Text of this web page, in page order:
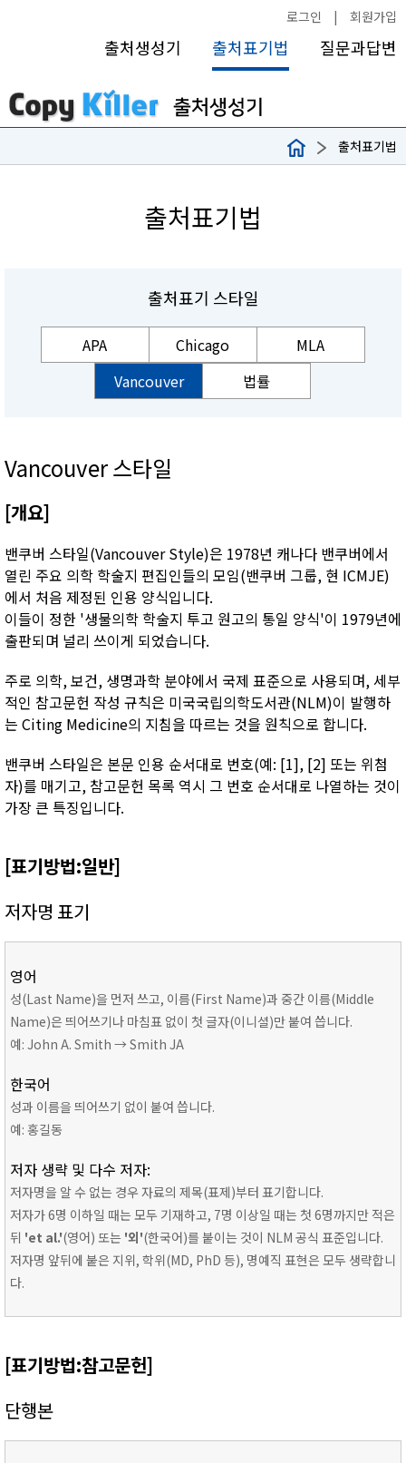
로그인 | 회원가입
출처생성기 출처표기법 질문과답변
출처표기법
출처표기법
출처표기 스타일
APA Chicago
MLA
Vancouver
법률
Vancouver 스타일
[개요]
밴쿠버 스타일(Vancouver Style)은 1978년 캐나다 밴쿠버에서
열린 주요 의학 학술지 편집인들의 모임(밴쿠버 그룹, 현 ICMJE)
에서 처음 제정된 인용 양식입니다.
이들이 정한 '생물의학 학술지 투고 원고의 통일 양식'이 1979년에
출판되며 널리 쓰이게 되었습니다.
주로 의학, 보건, 생명과학 분야에서 국제 표준으로 사용되며, 세부
적인 참고문헌 작성 규칙은 미국국립의학도서관(NLM)이 발행하
는 Citing Medicine의 지침을 따르는 것을 원칙으로 합니다.
밴쿠버 스타일은 본문 인용 순서대로 번호(예: [1], [2] 또는 위첨
자)를 매기고, 참고문헌 목록 역시 그 번호 순서대로 나열하는 것이
가장 큰 특징입니다.
[표기방법:일반]
저자명 표기
영어
성(Last Name)을 먼저 쓰고, 이름(First Name)과 중간 이름(Middle
Name)은 띄어쓰기나 마침표 없이 첫 글자(이니셜)만 붙여 씁니다.
예: John A. Smith → Smith JA
한국어
성과 이름을 띄어쓰기 없이 붙여 씁니다.
예: 홍길동
저자 생략 및 다수 저자:
저자명을 알 수 없는 경우 자료의 제목(표제)부터 표기합니다.
저자가 6명 이하일 때는 모두 기재하고, 7명 이상일 때는 첫 6명까지만 적은
뒤 'et al.'(영어) 또는 '외'(한국어)를 붙이는 것이 NLM 공식 표준입니다.
저자명 앞뒤에 붙은 지위, 학위(MD, PhD 등), 명예직 표현은 모두 생략합니
다.
[표기방법:참고문헌]
단행본